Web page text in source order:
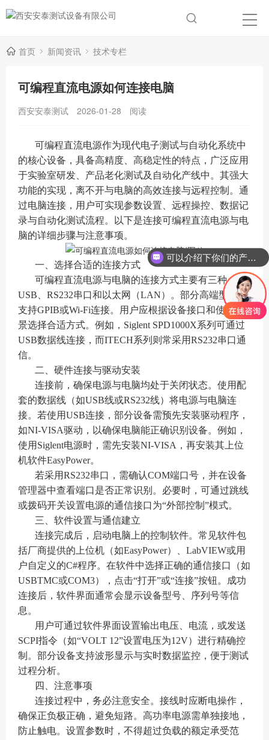
首页 新闻资讯 技术专栏
可编程直流电源如何连接电脑
西安安泰测试 2026-01-28 阅读
可编程直流电源作为现代电子测试与自动化系统中
的核心设备，具备高精度、高稳定性的特点，广泛应用
于实验室研发、产品老化测试及自动化产线中。其强大
功能的实现，离不开与电脑的高效连接与远程控制。通
过电脑连接，用户可实现参数设置、远程操控、数据记
录与自动化测试流程。以下是连接可编程直流电源与电
脑的详细步骤与注意事项。
一、选择合适的连接方式
可编程直流电源与电脑的连接方式主要有三种：
USB、RS232串口和以太网（LAN）。部分高端型号还
支持GPIB或Wi-Fi连接。用户应根据设备接口和使用场
景选择合适方式。例如，Siglent SPD1000X系列可通过
USB数据线连接，而ITECH系列则常采用RS232串口通
信。
二、硬件连接与驱动安装
连接前，确保电源与电脑均处于关闭状态。使用配
套的数据线（如USB线或RS232线）将电源与电脑连
接。若使用USB连接，部分设备需预先安装驱动程序，
如NI-VISA驱动，以确保电脑能正确识别设备。例如，
使用Siglent电源时，需先安装NI-VISA，再安装其上位
机软件EasyPower。
若采用RS232串口，需确认COM端口号，并在设备
管理器中查看端口是否正常识别。必要时，可通过跳线
或拨码开关设置电源的通信接口为“外部控制”模式。
三、软件设置与通信建立
连接完成后，启动电脑上的控制软件。常见软件包
括厂商提供的上位机（如EasyPower）、LabVIEW或用
户自定义的C#程序。在软件中选择正确的通信接口（如
USBTMC或COM3），点击“打开”或“连接”按钮。成功
连接后，软件界面通常会显示设备型号、序列号等信
息。
用户可通过软件界面设置输出电压、电流，或发送
SCPI指令（如“VOLT 12”设置电压为12V）进行精确控
制。部分设备支持波形显示与实时数据监控，便于测试
过程分析。
四、注意事项
连接过程中，务必注意安全。接线时应断电操作，
确保正负极正确，避免短路。高功率电源需单独接地，
防止触电。设置参数时，不得超过负载的额定承受范
可以介绍下你们的产品么？